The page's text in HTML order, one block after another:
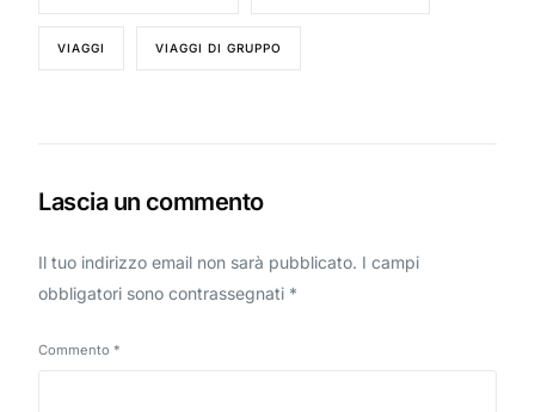
VIAGGI VIAGGI DI GRUPPO
Lascia un commento
Il tuo indirizzo email non sarà pubblicato. I campi
obbligatori sono contrassegnati *
Commento *